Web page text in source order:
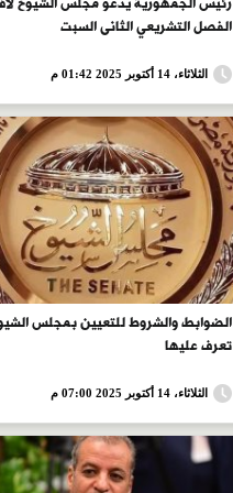
الفصل التشريعي الثانى السبت
الثلاثاء، 14 أكتوبر 2025 01:42 م
الضوابط والشروط للتعيين بمجلس
تعرف عليها
الثلاثاء، 14 أكتوبر 2025 07:00 م